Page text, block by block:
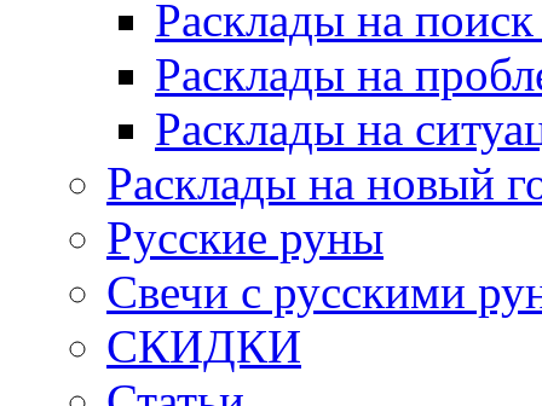
Расклады на
Расклады на
Расклады на
Расклады на новый
Русские руны
Свечи с русскими
СКИДКИ